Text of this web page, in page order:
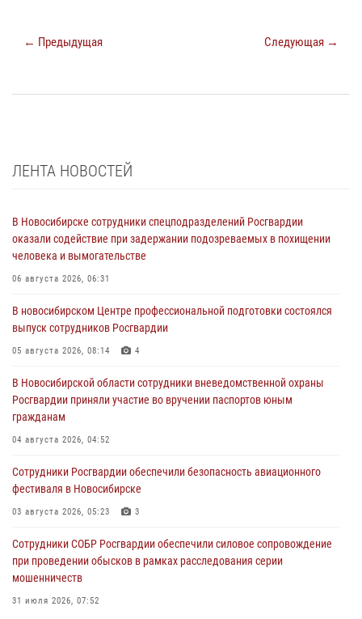
← Предыдущая Следующая →
ЛЕНТА НОВОСТЕЙ
В Новосибирске сотрудники спецподразделений Росгвардии
оказали содействие при задержании подозреваемых в похищении
человека и вымогательстве
06 августа 2026, 06:31
В новосибирском Центре профессиональной подготовки состоялся
выпуск сотрудников Росгвардии
05 августа 2026, 08:14 4
В Новосибирской области сотрудники вневедомственной охраны
Росгвардии приняли участие во вручении паспортов юным
гражданам
04 августа 2026, 04:52
Сотрудники Росгвардии обеспечили безопасность авиационного
фестиваля в Новосибирске
03 августа 2026, 05:23 3
Сотрудники СОБР Росгвардии обеспечили силовое сопровождение
при проведении обысков в рамках расследования серии
мошенничеств
31 июля 2026, 07:52